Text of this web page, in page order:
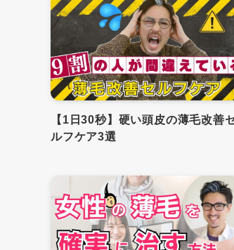
【1日30秒】硬い頭皮の薄毛改善
ルフケア3選